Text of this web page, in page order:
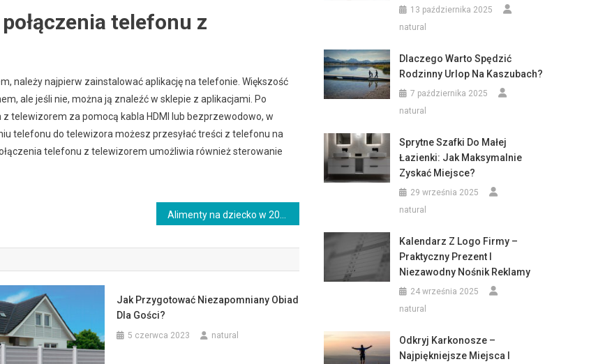
telefonu z
należy najpierw zainstalować aplikację na telefonie. Większość
ale jeśli nie, można ją znaleźć w sklepie z aplikacjami. Po
telewizorem za pomocą kabla HDMI lub bezprzewodowo, w
telefonu do telewizora możesz przesyłać treści z telefonu na
telefonu z telewizorem umożliwia również sterowanie
Jak Przygotować Niezapomniany Obiad
Dla Gości?
5 czerwca 2023 natural
13 października 2025
natural
Dlaczego Warto Spędzić
Rodzinny Urlop Na Kaszubach?
7 października 2025
natural
Sprytne Szafki Do Małej
Łazienki: Jak Maksymalnie
Zyskać Miejsce?
29 września 2025
natural
Kalendarz Z Logo Firmy –
Praktyczny Prezent I
Niezawodny Nośnik Reklamy
24 września 2025
natural
Odkryj Karkonosze –
Najpiękniejsze Miejsca I